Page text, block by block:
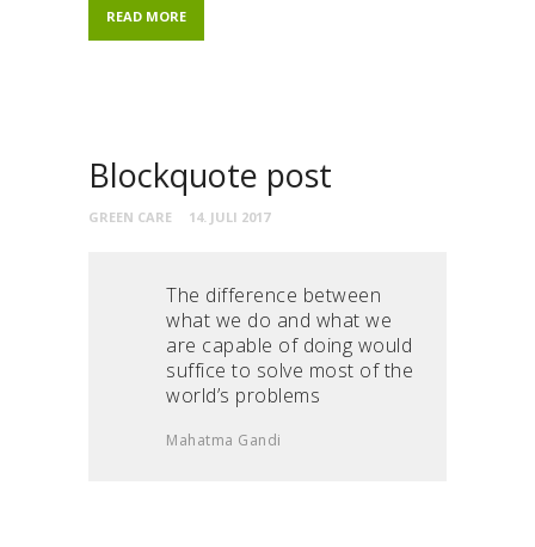
READ MORE
Blockquote post
GREEN CARE 14. JULI 2017
The difference between
what we do and what we
are capable of doing would
suffice to solve most of the
world’s problems
Mahatma Gandi